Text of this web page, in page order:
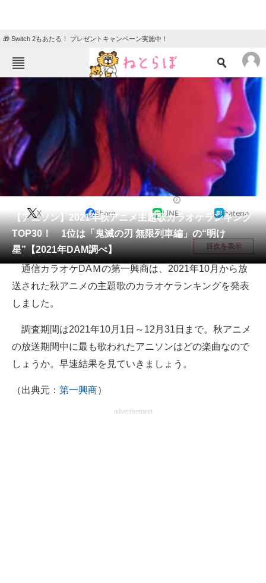
🎁 Switch 2もあたる！ プレゼントキャンペーン実施中！
ねとらぼメニュー
TOP ニュース
エンタメ
グルメ 地域
住まい 教育・育児
リサーチ
会員記事
メディア
注目記事を集めた総合ページ
ITの今と未来を見通す
進化するPCとデバイスの未来
好きが集まる 比べて選べる
ビジネスと働き方のヒント
【アニソン】2021年秋アニメ主題歌カラオケランキング
TOP30！ 1位は「鬼滅の刃 無限列車編」の“明け
星”【2021年DAM調べ】
X Share LINE hatena
目次を表示
通信カラオケDAＭの第一興商は、2021年10月から放
送された秋アニメの主題歌のカラオケランキングを発表
しました。
調査期間は2021年10月1日～12月31日まで。秋アニメ
の放送期間中に最も歌われたアニソンはどの楽曲なので
しょうか。早速結果を見ていきましょう。
（出典元： 第一興商）
advertisement